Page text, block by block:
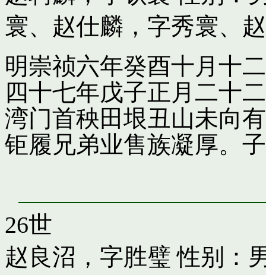
寰、 赵仕麟，字秀寰、
明崇祯六年癸酉十月十
四十七年戊子正月二十
湾门首秧田垠丑山未向
钜履兄弟业售族凝厚。
26世
赵良沼，字胜璧 性别：